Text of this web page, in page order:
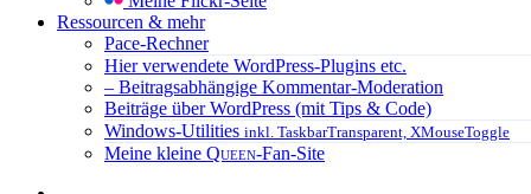
Ressourcen & mehr
Pace-Rechner
Hier verwendete WordPress-Plugins etc.
– Beitragsabhängige Kommentar-Moderation
Beiträge über WordPress (mit Tips & Code)
Windows-Utilities inkl. TaskbarTransparent, XMouseToggle
Meine kleine Queen-Fan-Site